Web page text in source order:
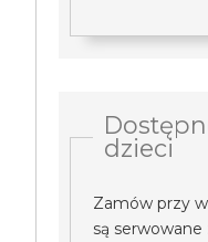
dzieci
Zamów przy
są